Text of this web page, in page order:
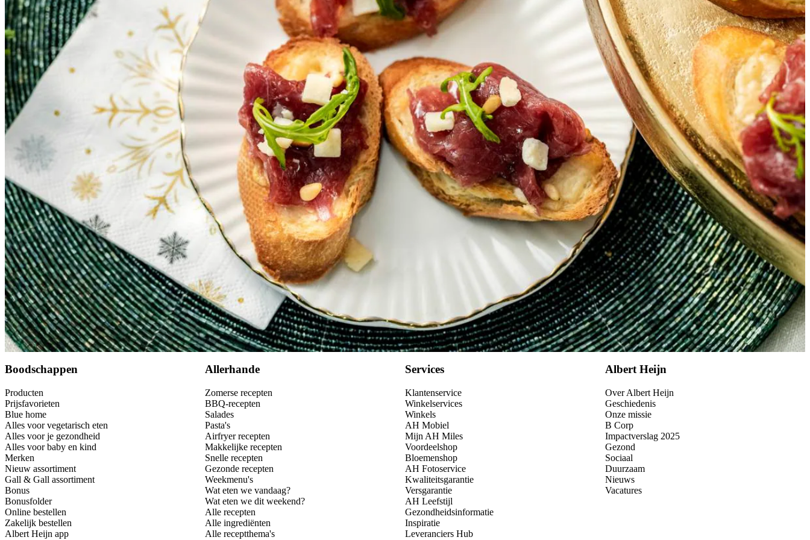
Kies producten
Boodschappen
Producten
Prijsfavorieten
Blue home
Alles voor vegetarisch eten
Alles voor je gezondheid
Alles voor baby en kind
Merken
Nieuw assortiment
Gall & Gall assortiment
Bonus
Bonusfolder
Online bestellen
Zakelijk bestellen
Albert Heijn app
Allerhande
Zomerse recepten
BBQ-recepten
Salades
Pasta's
Airfryer recepten
Makkelijke recepten
Snelle recepten
Gezonde recepten
Weekmenu's
Wat eten we vandaag?
Wat eten we dit weekend?
Alle recepten
Alle ingrediënten
Alle receptthema's
Services
Klantenservice
Winkelservices
Winkels
AH Mobiel
Mijn AH Miles
Voordeelshop
Bloemenshop
AH Fotoservice
Kwaliteitsgarantie
Versgarantie
AH Leefstijl
Gezondheidsinformatie
Inspiratie
Leveranciers Hub
Albert Heijn
Over Albert Heijn
Geschiedenis
Onze missie
B Corp
Impactverslag 2025
Gezond
Sociaal
Duurzaam
Nieuws
Vacatures